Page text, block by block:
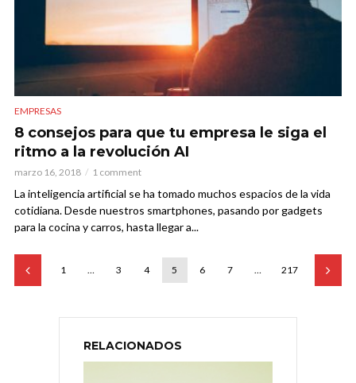
EMPRESAS
8 consejos para que tu empresa le siga el
ritmo a la revolución AI
marzo 16, 2018 1 comment
La inteligencia artificial se ha tomado muchos espacios de la vida
cotidiana. Desde nuestros smartphones, pasando por gadgets
para la cocina y carros, hasta llegar a...
1 … 3 4 5 6 7 … 217
RELACIONADOS